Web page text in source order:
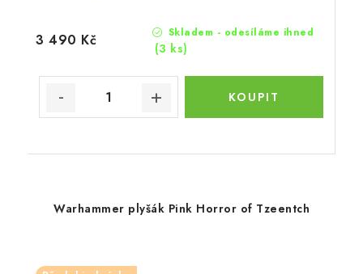
Skladem - odesíláme ihned
(3 ks)
3 490 Kč
Warhammer plyšák Pink Horror of Tzeentch